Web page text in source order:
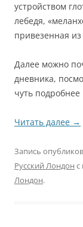
устройством
лебедя,
привезенная
Далее можно
дневника,
чуть подробнее
Читать далее →
Запись
Русский Лондон с
Лондон.